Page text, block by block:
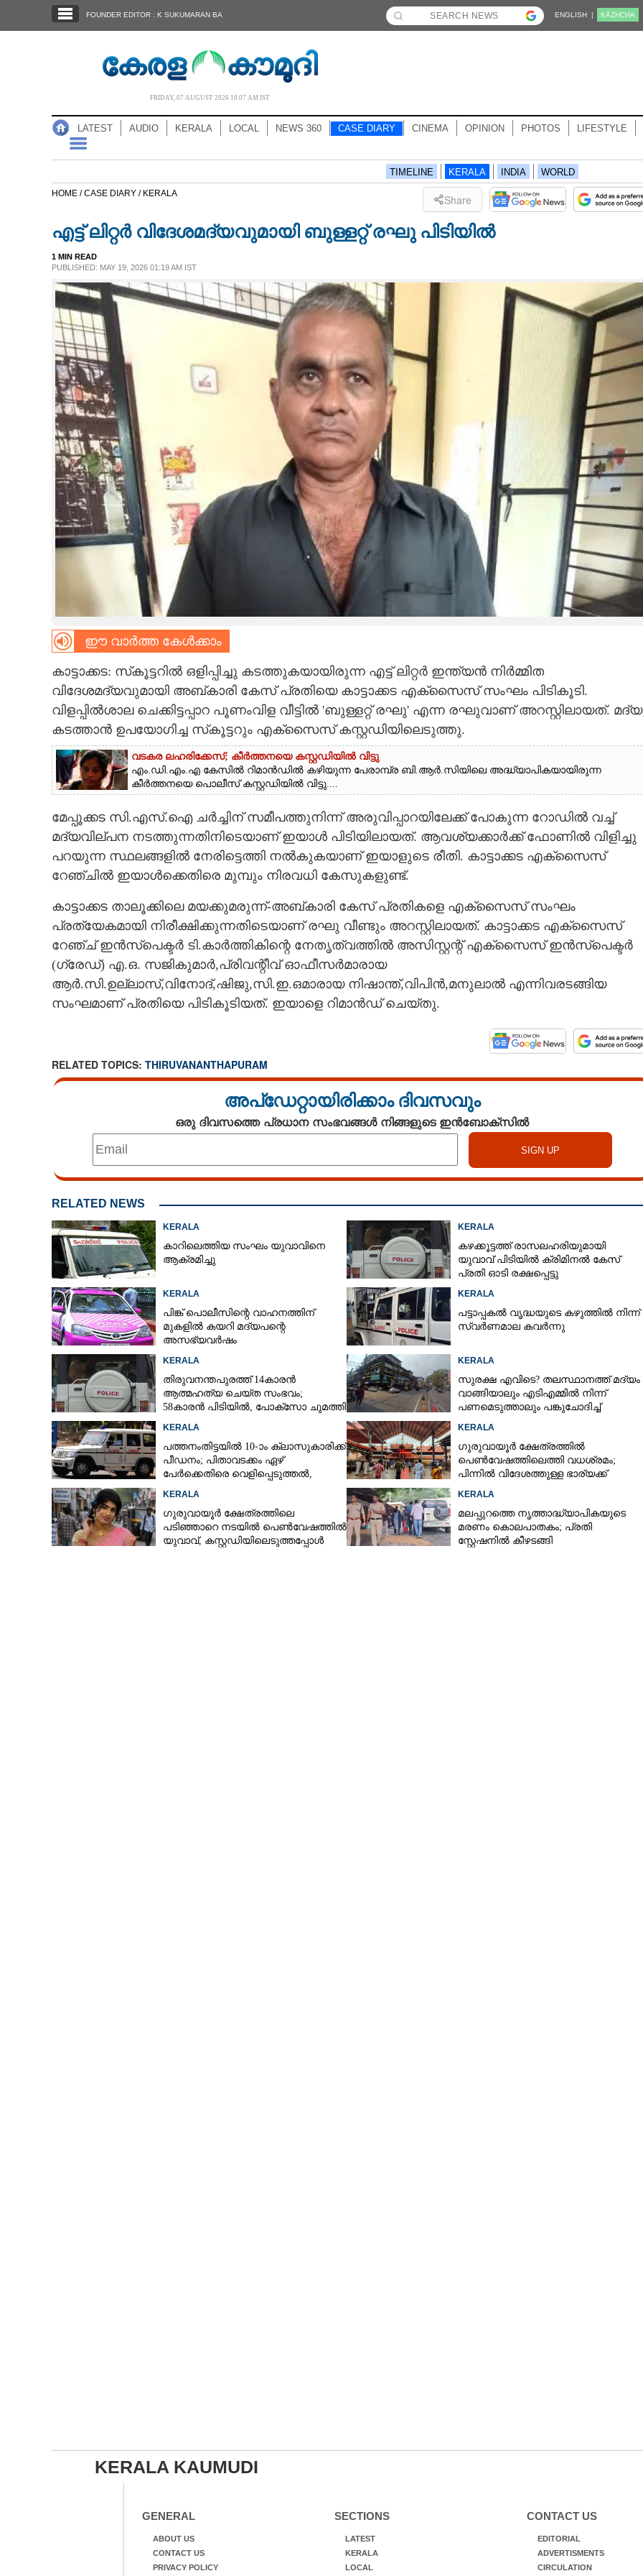
NOTIFIED NEWS
CASE DIARY
LIFESTYLE
CARTOONS
LITERATURE
CONTACT US
FOUNDER EDITOR : K SUKUMARAN BA ENGLISH | KĀZHCHA
FRIDAY, 07 AUGUST 2026 10.07 AM IST
LATEST AUDIO KERALA LOCAL NEWS 360 CASE DIARY CINEMA OPINION PHOTOS LIFESTYLE
TIMELINE KERALA INDIA WORLD
HOME /CASE DIARY / KERALA Share
എട്ട് ലിറ്റർ വിദേശമദ്യവുമായി ബുള്ളറ്റ് രഘു പിടിയിൽ
1 MIN READ
PUBLISHED: MAY 19, 2026 01:19 AM IST
ഈ വാർത്ത കേൾക്കാം
കാട്ടാക്കട: സ്‌കൂട്ടറിൽ ഒളിപ്പിച്ചു കടത്തുകയായിരുന്ന എട്ട് ലിറ്റർ ഇന്ത്യൻ നിർമ്മിത
വിദേശമദ്യവുമായി അബ്കാരി കേസ് പ്രതിയെ കാട്ടാക്കട എക്സൈസ് സംഘം പിടികൂടി.
വിളപ്പിൽശാല ചെക്കിട്ടപ്പാറ പൂണംവിള വീട്ടിൽ 'ബുള്ളറ്റ് രഘു' എന്ന രഘുവാണ് അറസ്റ്റിലായത്.
കടത്താൻ ഉപയോഗിച്ച സ്‌കൂട്ടറും എക്സൈസ് കസ്റ്റഡിയിലെടുത്തു.
വടകര ലഹരിക്കേസ്; കീർത്തനയെ കസ്റ്റഡിയിൽ വിട്ടു
എം.ഡി.എം.എ കേസിൽ റിമാൻഡിൽ കഴിയുന്ന പേരാമ്പ്ര ബി.ആർ.സിയിലെ അദ്ധ്യാപികയായിരുന്ന
കീർത്തനയെ പൊലീസ് കസ്റ്റഡിയിൽ വിട്ടു....
മേപ്പൂക്കട സി.എസ്.ഐ ചർച്ചിന് സമീപത്തുനിന്ന് അരുവിപ്പാറയിലേക്ക് പോകുന്ന റോഡിൽ വച്ച്
മദ്യവില്പന നടത്തുന്നതിനിടെയാണ് ഇയാൾ പിടിയിലായത്. ആവശ്യക്കാർക്ക് ഫോണിൽ വിളിച്ചു
പറയുന്ന സ്ഥലങ്ങളിൽ നേരിട്ടെത്തി നൽകുകയാണ് ഇയാളുടെ രീതി. കാട്ടാക്കട എക്സൈസ്
റേഞ്ചിൽ ഇയാൾക്കെതിരെ മുമ്പും നിരവധി കേസുകളുണ്ട്.
കാട്ടാക്കട താലൂക്കിലെ മയക്കുമരുന്ന്-അബ്കാരി കേസ് പ്രതികളെ എക്സൈസ് സംഘം
പ്രത്യേകമായി നിരീക്ഷിക്കുന്നതിടെയാണ് രഘു വീണ്ടും അറസ്റ്റിലായത്. കാട്ടാക്കട എക്സൈസ്
റേഞ്ച് ഇൻസ്‌പെക്ടർ ടി.കാർത്തികിന്റെ നേതൃത്വത്തിൽ അസിസ്റ്റന്റ് എക്സൈസ് ഇൻസ്‌പെക്ടർ
(ഗ്രേഡ്) എ.ഒ. സജികുമാർ,പ്രിവന്റീവ് ഓഫീസർമാരായ
ആർ.സി.ഉല്ലാസ്,വിനോദ്,ഷിജു,സി.ഇ.ഒമാരായ നിഷാന്ത്,വിപിൻ,മനുലാൽ എന്നിവരടങ്ങിയ
സംഘമാണ് പ്രതിയെ പിടികൂടിയത്. ഇയാളെ റിമാൻഡ് ചെയ്‌തു.
RELATED TOPICS: THIRUVANANTHAPURAM
അപ്ഡേറ്റായിരിക്കാം ദിവസവും
ഒരു ദിവസത്തെ പ്രധാന സംഭവങ്ങൾ നിങ്ങളുടെ ഇൻബോക്സിൽ
RELATED NEWS
KERALA
കാറിലെത്തിയ സംഘം യുവാവിനെ
ആക്രമിച്ചു
KERALA
കഴക്കൂട്ടത്ത് രാസലഹരിയുമായി
യുവാവ് പിടിയിൽ ക്രിമിനൽ കേസ്
പ്രതി ഓടി രക്ഷപ്പെട്ടു
KERALA
പിങ്ക് പൊലീസിന്റെ വാഹനത്തിന്
മുകളിൽ കയറി മദ്യപന്റെ
അസഭ്യവ‌ർഷം
KERALA
പട്ടാപ്പകൽ വൃദ്ധയുടെ കഴുത്തിൽ നിന്ന്
സ്വർണമാല കവർന്നു
KERALA
തിരുവനന്തപുരത്ത് 14കാരൻ
ആത്മഹത്യ ചെയ്ത സംഭവം;
58കാരൻ പിടിയിൽ, പോക്‌സോ ചുമത്തി
KERALA
സുരക്ഷ എവിടെ?​ തലസ്ഥാനത്ത് മദ്യം
വാങ്ങിയാലും എടിഎമ്മിൽ നിന്ന്
പണമെടുത്താലും പങ്കുചോദിച്ച്
KERALA
പത്തനംതിട്ടയിൽ 10-ാം ക്ലാസുകാരിക്ക്
പീഡനം; പിതാവടക്കം ഏഴ്
പേർക്കെതിരെ വെളിപ്പെടുത്തൽ,
KERALA
ഗുരുവായൂർ ക്ഷേത്രത്തിൽ
പെൺവേഷത്തിലെത്തി വധശ്രമം;
പിന്നിൽ വിദേശത്തുള്ള ഭാര്യക്ക്
KERALA
ഗുരുവായൂർ ക്ഷേത്രത്തിലെ
പടിഞ്ഞാറെ നടയിൽ പെൺവേഷത്തിൽ
യുവാവ്,​ കസ്റ്റഡിയിലെടുത്തപ്പോൾ
KERALA
മലപ്പുറത്തെ നൃത്താദ്ധ്യാപികയുടെ
മരണം കൊലപാതകം; പ്രതി
സ്റ്റേഷനിൽ കീഴടങ്ങി
KERALA KAUMUDI
GENERAL
ABOUT US
CONTACT US
PRIVACY POLICY
SECTIONS
LATEST
KERALA
LOCAL
CONTACT US
EDITORIAL
ADVERTISMENTS
CIRCULATION
Share this link